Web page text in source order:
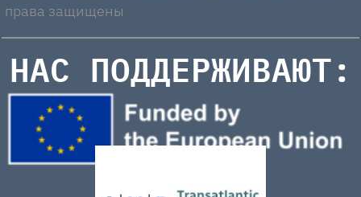
права защищены
НАС ПОДДЕРЖИВАЮТ: